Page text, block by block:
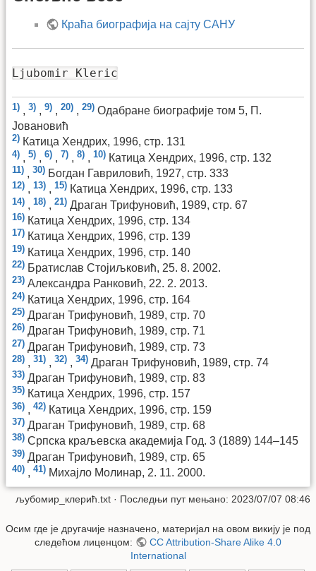
Краћа биографија на сајту САНУ
Ljubomir Kleric
1) , 3) , 9) , 20) , 29) Одабране биографије том 5, П.
Јовановић
2) Катица Хендрих, 1996, стр. 131
4) , 5) , 6) , 7) , 8) , 10) Катица Хендрих, 1996, стр. 132
11) , 30) Богдан Гавриловић, 1927, стр. 333
12) , 13) , 15) Катица Хендрих, 1996, стр. 133
14) , 18) , 21) Драган Трифуновић, 1989, стр. 67
16) Катица Хендрих, 1996, стр. 134
17) Катица Хендрих, 1996, стр. 139
19) Катица Хендрих, 1996, стр. 140
22) Братислав Стојиљковић, 25. 8. 2002.
23) Александра Ранковић, 22. 2. 2013.
24) Катица Хендрих, 1996, стр. 164
25) Драган Трифуновић, 1989, стр. 70
26) Драган Трифуновић, 1989, стр. 71
27) Драган Трифуновић, 1989, стр. 73
28) , 31) , 32) , 34) Драган Трифуновић, 1989, стр. 74
33) Драган Трифуновић, 1989, стр. 83
35) Катица Хендрих, 1996, стр. 157
36) , 42) Катица Хендрих, 1996, стр. 159
37) Драган Трифуновић, 1989, стр. 68
38) Српска краљевска академија Год. 3 (1889) 144–145
39) Драган Трифуновић, 1989, стр. 65
40) , 41) Михајло Молинар, 2. 11. 2000.
љубомир_клерић.txt · Последњи пут мењано: 2023/07/07 08:46
Осим где је другачије назначено, материјал на овом викију је под
следећом лиценцом:
CC Attribution-Share Alike 4.0
International